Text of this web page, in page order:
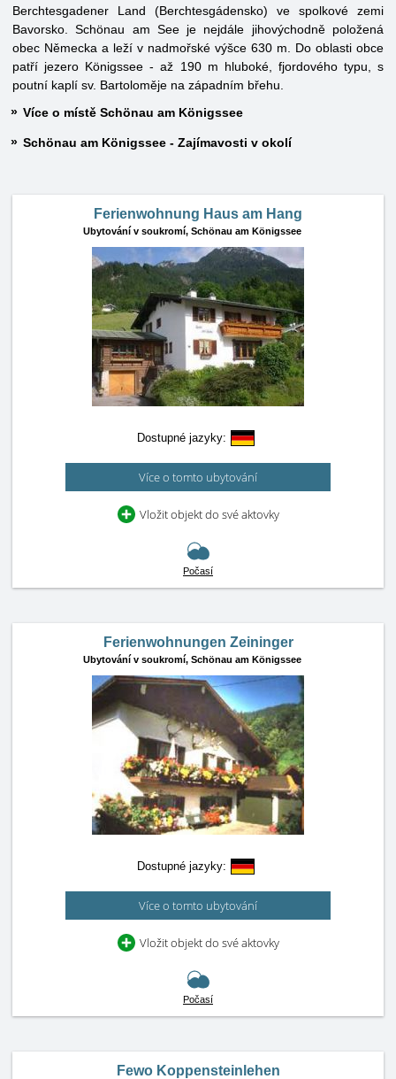
Berchtesgadener Land (Berchtesgádensko) ve spolkové zemi
Bavorsko. Schönau am See je nejdále jihovýchodně položená
obec Německa a leží v nadmořské výšce 630 m. Do oblasti obce
patří jezero Königssee - až 190 m hluboké, fjordového typu, s
poutní kaplí sv. Bartoloměje na západním břehu.
Více o místě Schönau am Königssee
Schönau am Königssee - Zajímavosti v okolí
Ferienwohnung Haus am Hang
Ubytování v soukromí, Schönau am Königssee
Dostupné jazyky:
Více o tomto ubytování
Vložit objekt do své aktovky
Počasí
Ferienwohnungen Zeininger
Ubytování v soukromí, Schönau am Königssee
Dostupné jazyky:
Více o tomto ubytování
Vložit objekt do své aktovky
Počasí
Fewo Koppensteinlehen